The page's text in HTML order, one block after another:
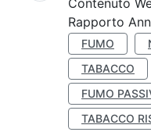
Contenuto
Rapporto
FUMO
TABACCO
FUMO
TABACCO